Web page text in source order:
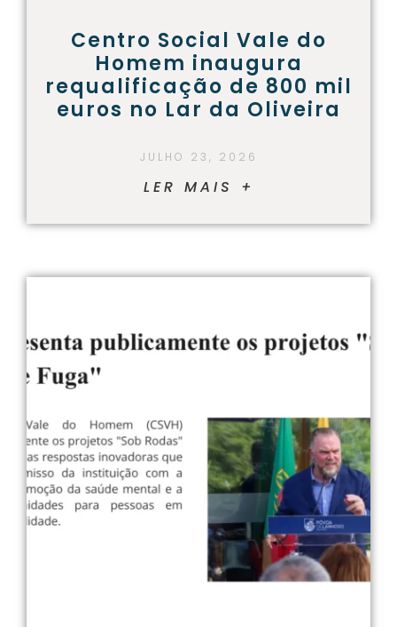
Centro Social Vale do
Homem inaugura
requalificação de 800 mil
euros no Lar da Oliveira
JULHO 23, 2026
LER MAIS +